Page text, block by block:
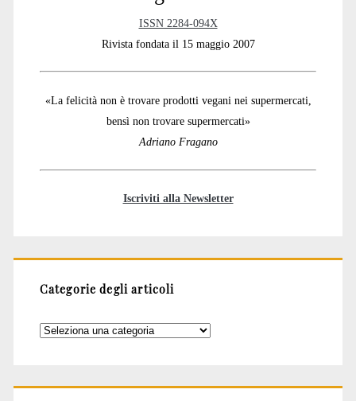
ISSN 2284-094X
Rivista fondata il 15 maggio 2007
«La felicità non è trovare prodotti vegani nei supermercati,
bensì non trovare supermercati»
Adriano Fragano
Iscriviti alla Newsletter
Categorie degli articoli
Categorie